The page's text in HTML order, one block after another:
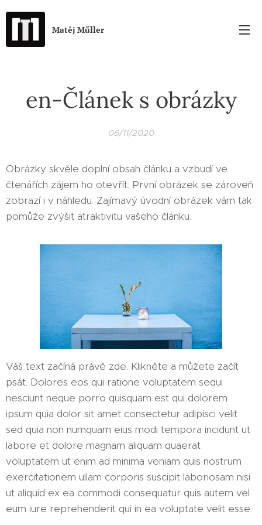
Matěj Műller
en-Článek s obrázky
06/11/2020
Obrázky skvěle doplní obsah článku a vzbudí ve
čtenářích zájem ho otevřít. První obrázek se zároveň
zobrazí i v náhledu. Zajímavý úvodní obrázek vám tak
pomůže zvýšit atraktivitu vašeho článku.
Váš text začíná právě zde. Klikněte a můžete začít
psát. Dolores eos qui ratione voluptatem sequi
nesciunt neque porro quisquam est qui dolorem
ipsum quia dolor sit amet consectetur adipisci velit
sed quia non numquam eius modi tempora incidunt ut
labore et dolore magnam aliquam quaerat
voluptatem ut enim ad minima veniam quis nostrum
exercitationem ullam corporis suscipit laboriosam nisi
ut aliquid ex ea commodi consequatur quis autem vel
eum iure reprehenderit qui in ea voluptate velit esse.